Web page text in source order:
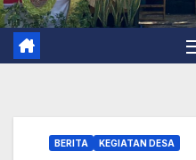
BERITA KEGIATAN DESA